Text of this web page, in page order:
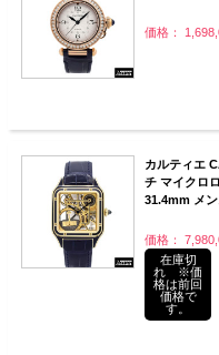
価格：
カルティエ
チ マイクロ
31.4mm メ
価格：
在庫切
れ ※価
格は前回
価格で
す。